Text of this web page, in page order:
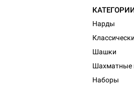
Нарды
Шашки
Шахматные
Наборы